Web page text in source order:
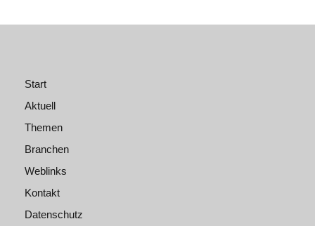
Start
Aktuell
Themen
Branchen
Weblinks
Kontakt
Datenschutz